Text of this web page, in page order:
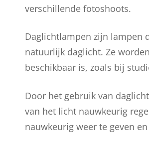
verschillende fotoshoots.
Daglichtlampen zijn lampen
natuurlijk daglicht. Ze
beschikbaar is, zoals bij
Door het gebruik van
van het licht nauwkeurig
nauwkeurig weer te geven